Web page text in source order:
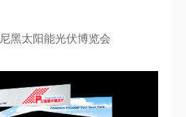
黑太阳能光伏博览会